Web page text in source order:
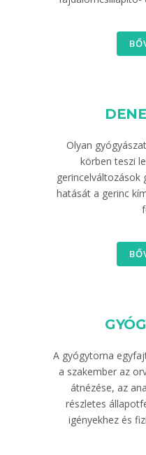
Olyan
körben teszi
gerincelváltozások
hatását a gerinc
A gyógytorna
a szakember az
átnézése, az
részletes
igényekhez és